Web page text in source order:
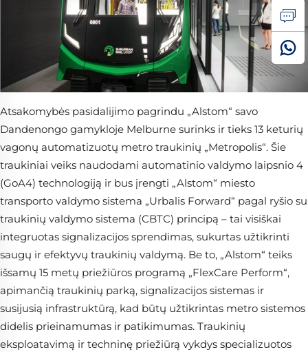
Atsakomybės pasidalijimo pagrindu „Alstom“ savo
Dandenongo gamykloje Melburne surinks ir tieks 13 keturių
vagonų automatizuotų metro traukinių „Metropolis“. Šie
traukiniai veiks naudodami automatinio valdymo laipsnio 4
(GoA4) technologiją ir bus įrengti „Alstom“ miesto
transporto valdymo sistema „Urbalis Forward“ pagal ryšio su
traukinių valdymo sistema (CBTC) principą – tai visiškai
integruotas signalizacijos sprendimas, sukurtas užtikrinti
saugų ir efektyvų traukinių valdymą. Be to, „Alstom“ teiks
išsamų 15 metų priežiūros programą „FlexCare Perform“,
apimančią traukinių parką, signalizacijos sistemas ir
susijusią infrastruktūrą, kad būtų užtikrintas metro sistemos
didelis prieinamumas ir patikimumas. Traukinių
eksploatavimą ir techninę priežiūrą vykdys specializuotos